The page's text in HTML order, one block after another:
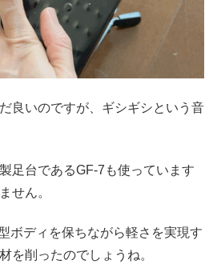
良いのですが、ギシギシという音
足台であるGF-7も使っています
せん。
ボディを保ちながら軽さを実現す
を削ったのでしょうね。